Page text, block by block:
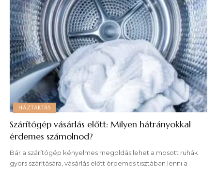
HÁZTARTÁS
Szárítógép vásárlás előtt: Milyen hátrányokkal
érdemes számolnod?
Bár a szárítógép kényelmes megoldás lehet a mosott ruhák
gyors szárítására, vásárlás előtt érdemes tisztában lenni a